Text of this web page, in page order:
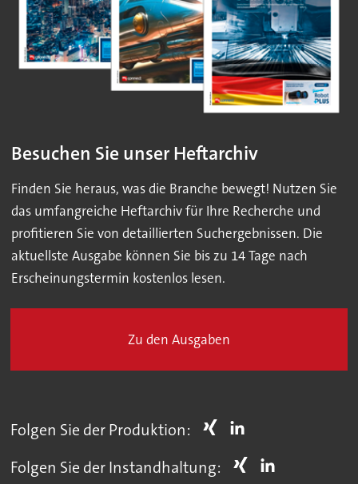
Besuchen Sie unser Heftarchiv
Finden Sie heraus, was die Branche bewegt! Nutzen Sie
das umfangreiche Heftarchiv für Ihre Recherche und
profitieren Sie von detaillierten Suchergebnissen. Die
aktuellste Ausgabe können Sie bis zu 14 Tage nach
Erscheinungstermin kostenlos lesen.
Zu den Ausgaben
Folgen Sie der Produktion:
Folgen Sie der Instandhaltung: